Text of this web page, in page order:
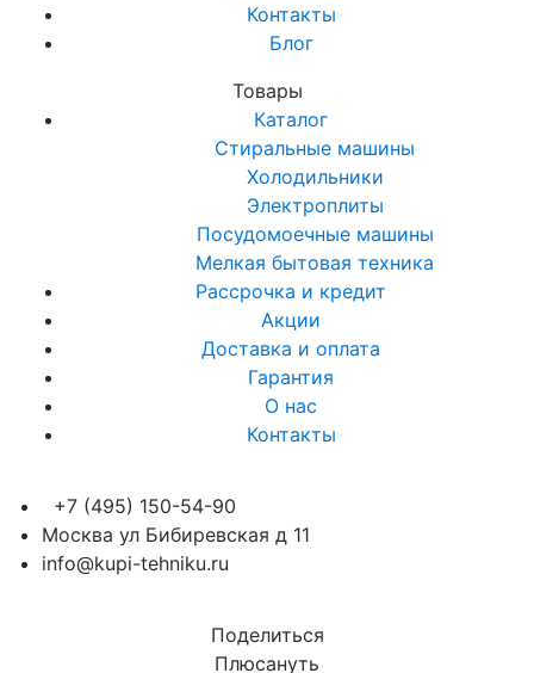
Контакты
Блог
Товары
Каталог
Стиральные машины
Холодильники
Электроплиты
Посудомоечные машины
Мелкая бытовая техника
Рассрочка и кредит
Акции
Доставка и оплата
Гарантия
О нас
Контакты
+7 (495) 150-54-90
Москва ул Бибиревская д 11
info@kupi-tehniku.ru
Поделиться
Плюсануть